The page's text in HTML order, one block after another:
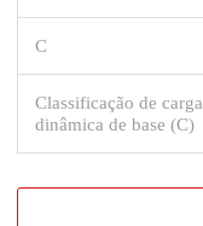
C
Classificação de carga
dinâmica de base (C)